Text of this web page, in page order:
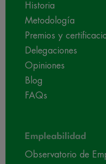
Historia
Metodología
Premios y
Delegaciones
Opiniones
Blog
FAQs
Empleabilidad
Observatorio de